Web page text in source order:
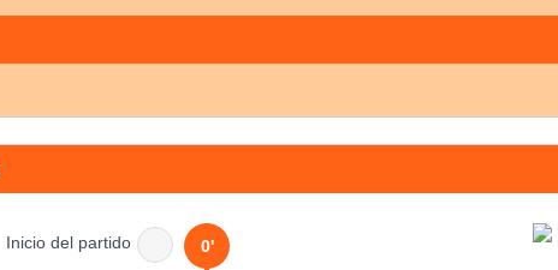
Inicio del partido 0'